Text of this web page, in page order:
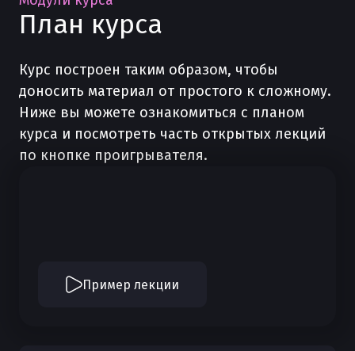
План курса
Курс построен таким образом, чтобы
доносить материал от простого к сложному.
Ниже вы можете ознакомиться с планом
курса и посмотреть часть открытых лекций
по кнопке проигрывателя.
Пример лекции